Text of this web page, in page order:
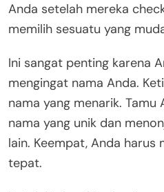
Anda setelah mereka
memilih sesuatu yang
Ini sangat penting karena
mengingat nama Anda.
nama yang menarik. Tamu
nama yang unik dan
lain. Keempat, Anda harus
tepat.